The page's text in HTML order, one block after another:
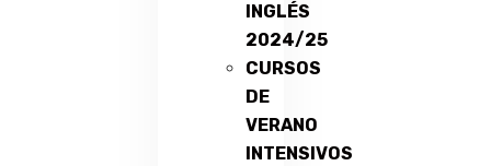
INGLÉS
2024/25
CURSOS
DE
VERANO
INTENSIVOS